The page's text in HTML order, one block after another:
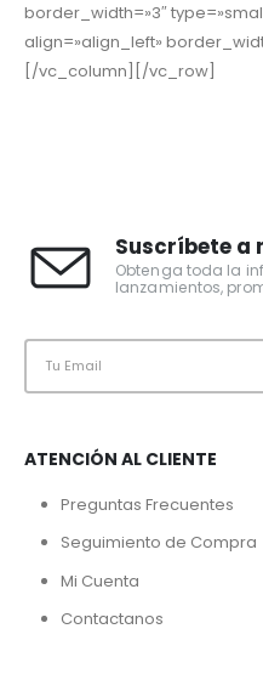
border_width=»3″
align=»align_left»
[/vc_column][/vc_row]
Suscríbete a
Obtenga toda la
lanzamientos,
ATENCIÓN AL CLIENTE
Preguntas Frecuentes
Seguimiento de Compra
Mi Cuenta
Contactanos